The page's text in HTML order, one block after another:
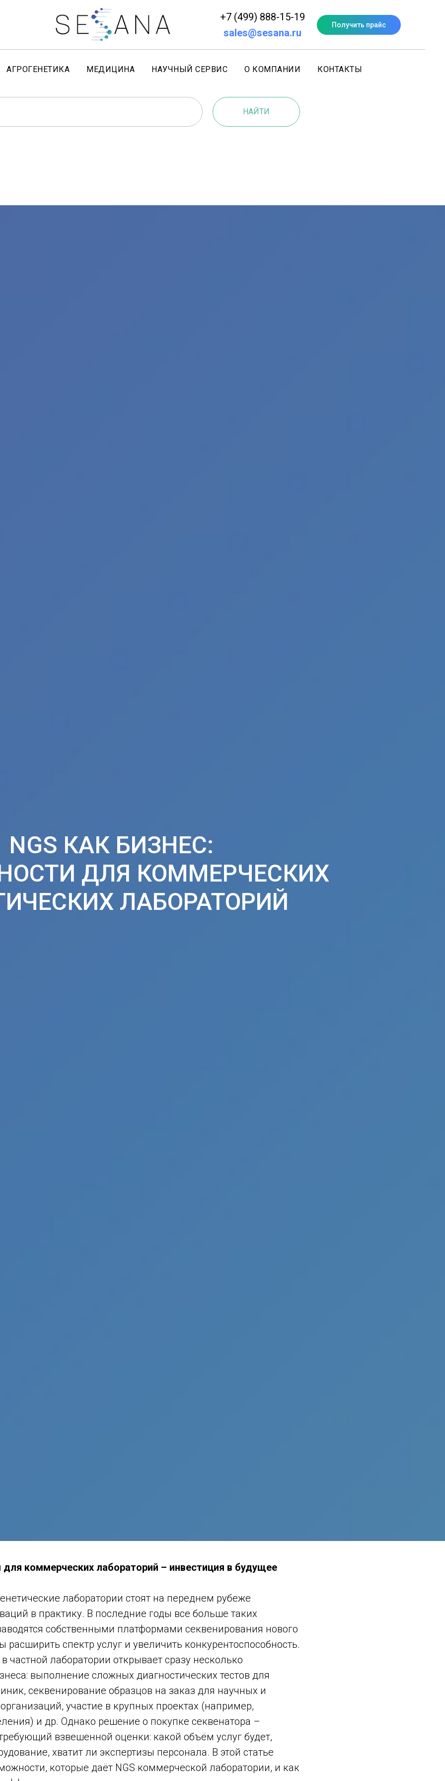
+7 (499) 888-15-19
sales@sesana.ru
Получить прайс
АГРОГЕНЕТИКА МЕДИЦИНА НАУЧНЫЙ СЕРВИС О КОМПАНИИ КОНТАКТЫ
НАЙТИ
NGS КАК БИЗНЕС:
ДЛЯ КОММЕРЧЕСКИХ
ЛАБОРАТОРИЙ
для коммерческих лабораторий – инвестиция в будущее
лаборатории стоят на переднем рубеже
в практику. В последние годы все больше таких
собственными платформами секвенирования нового
расширить спектр услуг и увеличить конкурентоспособность.
в частной лаборатории открывает сразу несколько
выполнение сложных диагностических тестов для
секвенирование образцов на заказ для научных и
участие в крупных проектах (например,
и др. Однако решение о покупке секвенатора –
взвешенной оценки: какой объём услуг будет,
хватит ли экспертизы персонала. В этой статье
которые даёт NGS коммерческой лаборатории, и как